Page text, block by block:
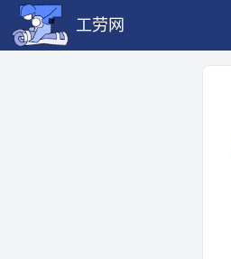
工劳网